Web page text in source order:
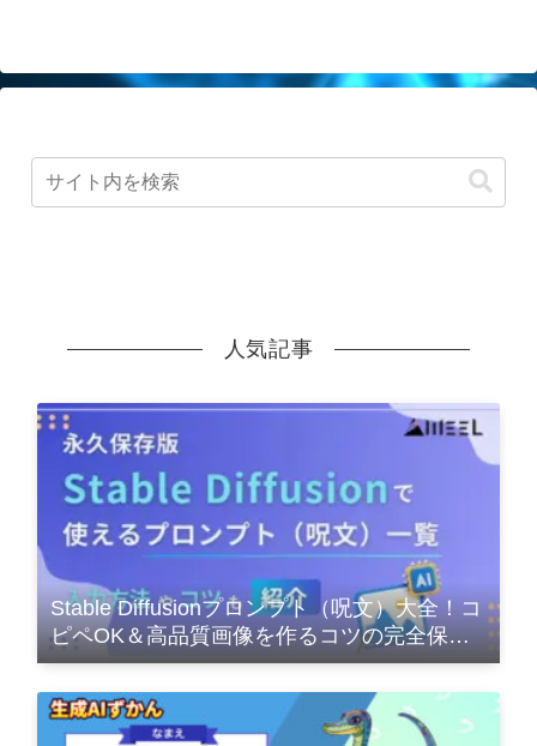
人気記事
Stable Diffusionプロンプト（呪文）大全！コ
ピペOK＆高品質画像を作るコツの完全保存
版